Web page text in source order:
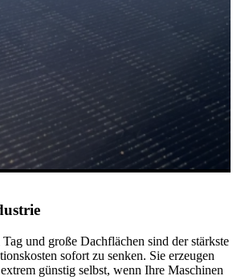
und große Dachflächen sind der stärkste
sofort zu senken. Sie erzeugen
günstig selbst, wenn Ihre Maschinen